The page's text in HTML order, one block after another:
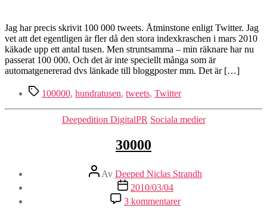
Jag har precis skrivit 100 000 tweets. Åtminstone enligt Twitter. Jag
vet att det egentligen är fler då den stora indexkraschen i mars 2010
käkade upp ett antal tusen. Men struntsamma – min räknare har nu
passerat 100 000. Och det är inte speciellt många som är
automatgenererad dvs länkade till bloggposter mm. Det är […]
Etiketter
100000, hundratusen, tweets, Twitter
Kategorier
Deepedition DigitalPR Sociala medier
30000
Inläggsförfattare
Av Deeped Niclas Strandh
Inläggsdatum
2010/03/04
3 kommentarertill
30000